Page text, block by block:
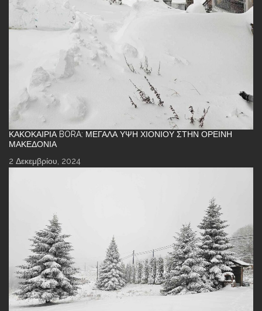
ΚΑΚΟΚΑΙΡΊΑ BORA: ΜΕΓΆΛΑ ΎΨΗ ΧΙΟΝΙΟΎ ΣΤΗΝ ΟΡΕΙΝΉ
ΜΑΚΕΔΟΝΊΑ
2 Δεκεμβρίου, 2024